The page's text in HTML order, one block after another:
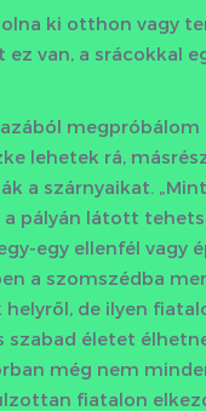
ki otthon vagy
van, a srácokkal
lehetek rá,
a szárnyaikat.
pályán látott
egy ellenfél vagy
a szomszédba
helyről, de ilyen
szabad életet
még nem
fiatalon